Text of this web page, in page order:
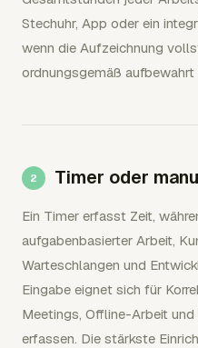
Stechuhr, App oder ein
wenn die Aufzeichnung
ordnungsgemäß aufbewahrt
Timer oder
Ein Timer erfasst Zeit,
aufgabenbasierter Arbeit,
Warteschlangen und
Eingabe eignet sich für
Meetings, Offline-Arbeit
erfassen. Die stärkste